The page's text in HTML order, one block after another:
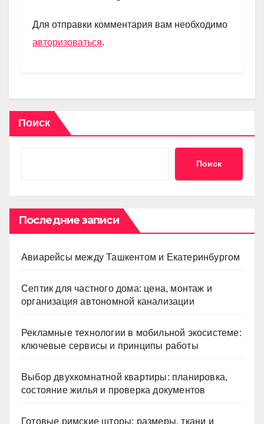
m p
p
a
и
Для отправки комментария вам необходимо
авторизоваться.
Поиск
Поиск
Последние записи
Авиарейсы между Ташкентом и Екатеринбургом
Септик для частного дома: цена, монтаж и
организация автономной канализации
Рекламные технологии в мобильной экосистеме:
ключевые сервисы и принципы работы
Выбор двухкомнатной квартиры: планировка,
состояние жилья и проверка документов
Готовые римские шторы: размеры, ткани и